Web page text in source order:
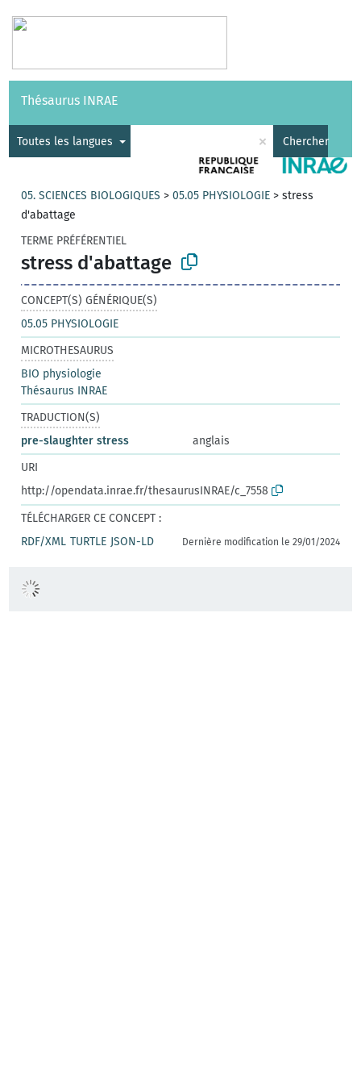
Vocabulaires API
Thésaurus INRAE
Toutes les langues × Chercher
05. SCIENCES BIOLOGIQUES >05.05 PHYSIOLOGIE >stress
d'abattage
TERME PRÉFÉRENTIEL
stress d'abattage
CONCEPT(S) GÉNÉRIQUE(S)
05.05 PHYSIOLOGIE
MICROTHESAURUS
BIO physiologie
Thésaurus INRAE
TRADUCTION(S)
pre-slaughter stress
anglais
URI
http://opendata.inrae.fr/thesaurusINRAE/c_7558
TÉLÉCHARGER CE CONCEPT :
RDF/XML TURTLE JSON-LD Dernière modification le 29/01/2024